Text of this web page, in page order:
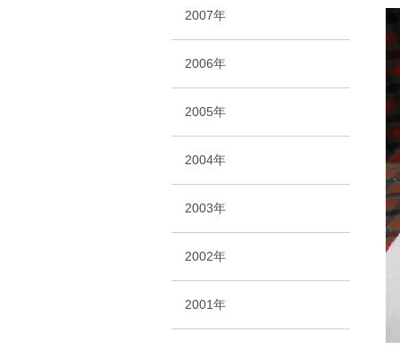
2007年
2006年
2005年
2004年
2003年
2002年
2001年